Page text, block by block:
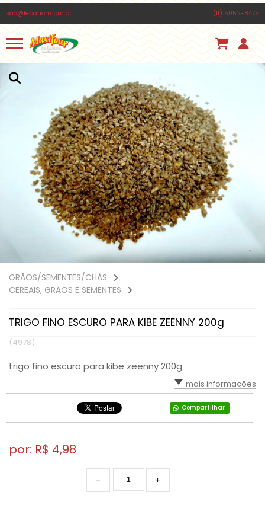
sac@lebanon.com.br (11) 5052-8475
GRÃOS/SEMENTES/CHÁS
CEREAIS, GRÃOS E SEMENTES
TRIGO FINO ESCURO PARA KIBE ZEENNY 200g
(4978)
trigo fino escuro para kibe zeenny 200g
mais informações
Compartilhar
por: R$ 4,98
+
-
Há 1 hora